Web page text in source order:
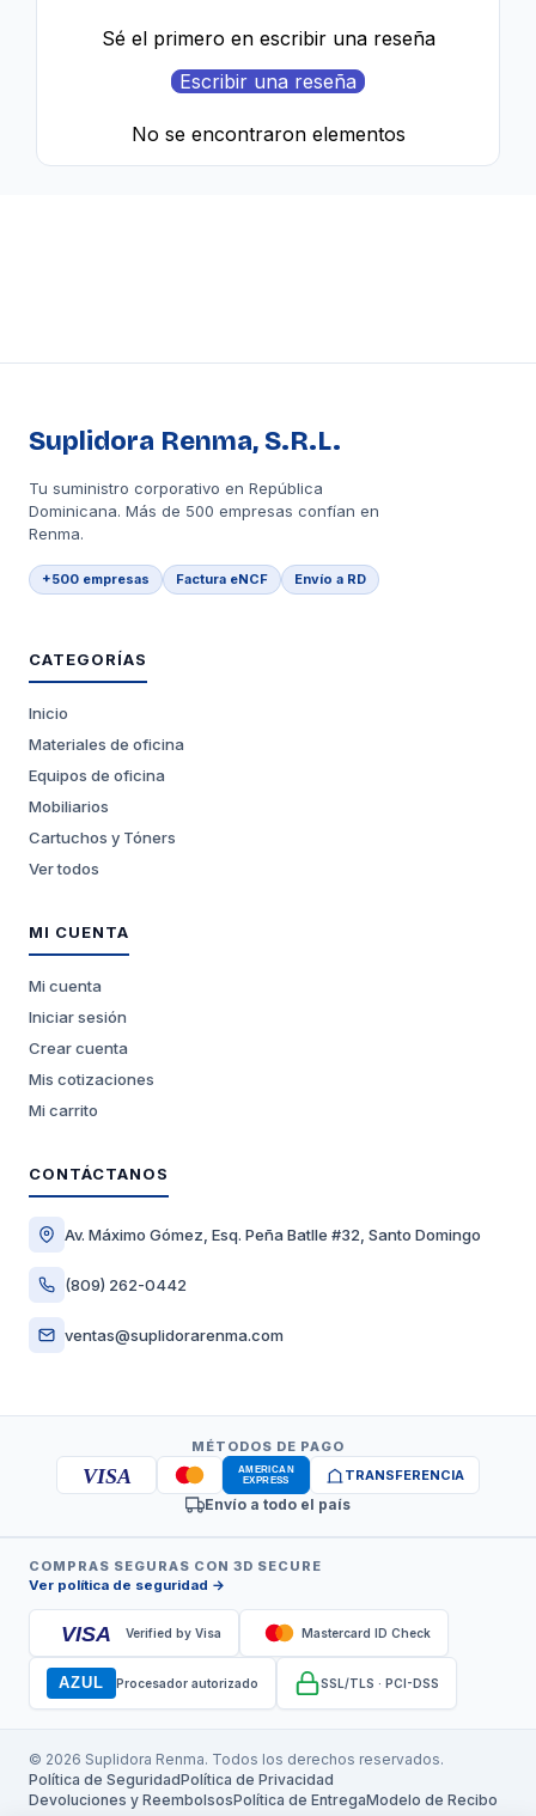
Sé el primero en escribir una reseña
Escribir una reseña
No se encontraron elementos
Suplidora Renma, S.R.L.
Tu suministro corporativo en República
Dominicana. Más de 500 empresas confían en
Renma.
+500 empresas Factura eNCF Envío a RD
CATEGORÍAS
Inicio
Materiales de oficina
Equipos de oficina
Mobiliarios
Cartuchos y Tóners
Ver todos
MI CUENTA
Mi cuenta
Iniciar sesión
Crear cuenta
Mis cotizaciones
Mi carrito
CONTÁCTANOS
Av. Máximo Gómez, Esq. Peña Batlle #32, Santo Domingo
(809) 262-0442
ventas@suplidorarenma.com
MÉTODOS DE PAGO
VISA TRANSFERENCIA
Envío a todo el país
COMPRAS SEGURAS CON 3D SECURE
Ver política de seguridad →
VISA Verified by Visa Mastercard ID Check
AZUL Procesador autorizado SSL/TLS · PCI-DSS
© 2026 Suplidora Renma. Todos los derechos reservados.
Política de SeguridadPolítica de Privacidad
Devoluciones y ReembolsosPolítica de EntregaModelo de Recibo